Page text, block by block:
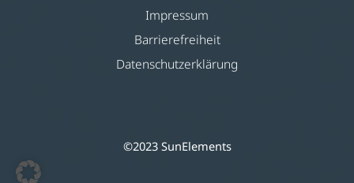
Impressum
Barrierefreiheit
Datenschutzerklärung
©2023 SunElements